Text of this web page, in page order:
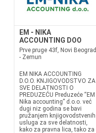
EM - NIKA
ACCOUNTING DOO
Prve pruge 43f, Novi Beograd
- Zemun
EM NIKA ACCOUNTING
D.O.O. KNJIGOVODSTVO ZA
SVE DELATNOSTI O
PREDUZEĆU Preduzeće “EM
Nika accounting” d.o.o. već
dugi niz godina se bavi
pružanjem knjigovodstvenih
usluga za sve delatnosti,
kako za pravna lica, tako za